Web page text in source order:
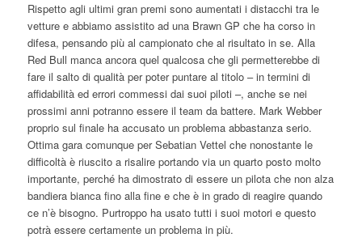
Rispetto agli ultimi gran premi sono aumentati i distacchi tra le
vetture e abbiamo assistito ad una Brawn GP che ha corso in
difesa, pensando più al campionato che al risultato in se. Alla
Red Bull manca ancora quel qualcosa che gli permetterebbe di
fare il salto di qualità per poter puntare al titolo – in termini di
affidabilità ed errori commessi dai suoi piloti –, anche se nei
prossimi anni potranno essere il team da battere. Mark Webber
proprio sul finale ha accusato un problema abbastanza serio.
Ottima gara comunque per Sebatian Vettel che nonostante le
difficoltà è riuscito a risalire portando via un quarto posto molto
importante, perché ha dimostrato di essere un pilota che non alza
bandiera bianca fino alla fine e che è in grado di reagire quando
ce n’è bisogno. Purtroppo ha usato tutti i suoi motori e questo
potrà essere certamente un problema in più.